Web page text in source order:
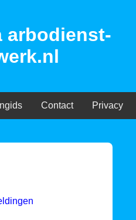
arbodienst-
Contact Privacy